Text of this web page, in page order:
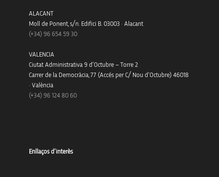
ALACANT
Moll de Ponent, s/n. Edifici B. 03003 · Alacant
(+34) 96 654 59 30
VALENCIA
Ciutat Administrativa 9 d’Octubre – Torre 2
Carrer de la Democràcia, 77 (Accés per C/ Nou d’Octubre) 46018
· València
(+34) 96 124 80 60
Enllaços d’interès